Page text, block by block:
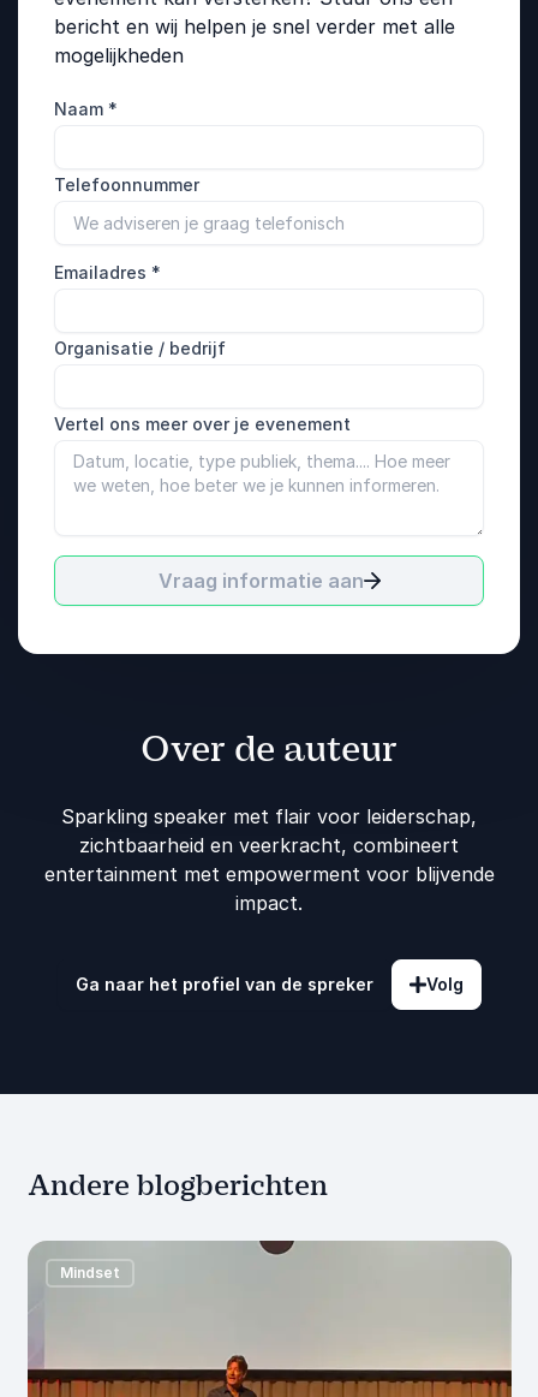
bericht en wij helpen je snel verder met alle
mogelijkheden
Naam *
Telefoonnummer
Emailadres *
Organisatie / bedrijf
Vertel ons meer over je evenement
Vraag informatie aan
Over de auteur
Sparkling speaker met flair voor leiderschap,
zichtbaarheid en veerkracht, combineert
entertainment met empowerment voor blijvende
impact.
Ga naar het profiel van de spreker Volg
Andere blogberichten
Mindset